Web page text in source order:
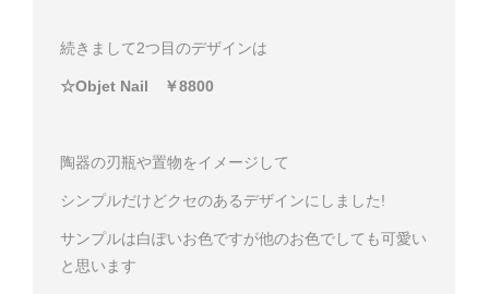
続きまして2つ目のデザインは
☆Objet Nail ￥8800
陶器の刃瓶や置物をイメージして
シンプルだけどクセのあるデザインにしました!
サンプルは白ぽいお色ですが他のお色でしても可愛い
と思います